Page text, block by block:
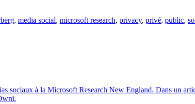
, media social, microsoft research, privacy, privé, public,
sociaux à la Microsoft Research New England. Dans un